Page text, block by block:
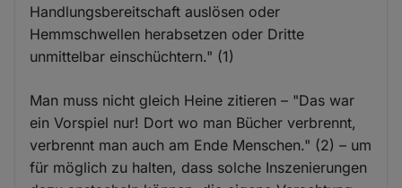
Handlungsbereitschaft auslösen oder
Hemmschwellen herabsetzen oder Dritte
unmittelbar einschüchtern." (1)
Man muss nicht gleich Heine zitieren – "Das war
ein Vorspiel nur! Dort wo man Bücher verbrennt,
verbrennt man auch am Ende Menschen." (2) – um
für möglich zu halten, dass solche Inszenierungen